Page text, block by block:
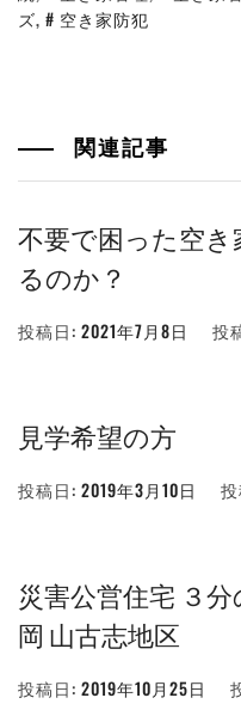
ズ, 空き家防犯
関連記事
不要で困った空き
るのか？
投稿日: 2021年7月8日 投
見学希望の方
投稿日: 2019年3月10日
災害公営住宅 ３
岡 山古志地区
投稿日: 2019年10月25日